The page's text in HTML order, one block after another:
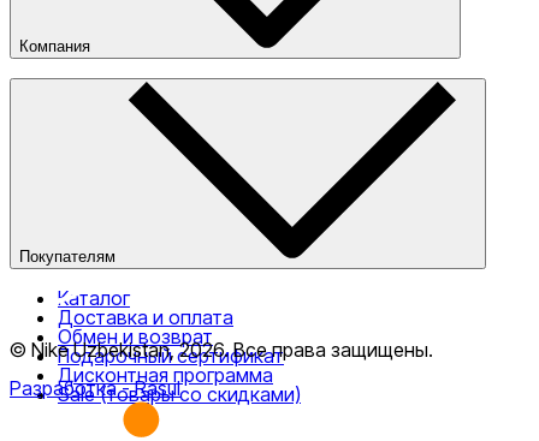
Компания
О компании
Наши магазины
Публичная оферта
Покупателям
Каталог
Доставка и оплата
Обмен и возврат
Подарочный сертификат
Дисконтная программа
Sale (товары со скидками)
© Nike Uzbekistan,2026.Все права защищены.
Разработка- Rasul